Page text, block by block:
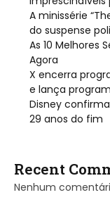
A minissérie
do suspense
As 10 Melhores
Agora
X encerra
e lança
Disney
29 anos do fim
Recent
Nenhum